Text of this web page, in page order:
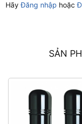
HãyĐăng nhập hoặc
SẢN